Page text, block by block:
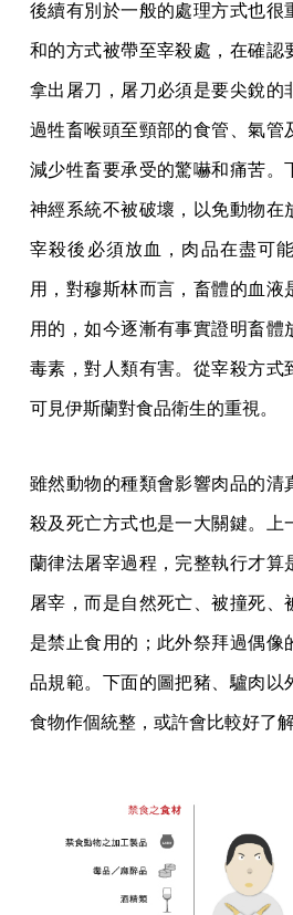
後續有別於一般的處理方式也很
和的方式被帶至宰殺處，在確認
拿出屠刀，屠刀必須是要尖銳的
過牲畜喉頭至頸部的食管、氣管
減少牲畜要承受的驚嚇和痛苦。
神經系統不被破壞，以免動物在
宰殺後必須放血，肉品在盡可
用，對穆斯林而言，畜體的血液
用的，如今逐漸有事實證明畜體
毒素，對人類有害。從宰殺方式
可見伊斯蘭對食品衛生的重視。
雖然動物的種類會影響肉品的清
殺及死亡方式也是一大關鍵。上
蘭律法屠宰過程，完整執行才算
屠宰，而是自然死亡、被撞死、
是禁止食用的；此外祭拜過偶像
品規範。下面的圖把豬、驢肉以
食物作個統整，或許會比較好了解